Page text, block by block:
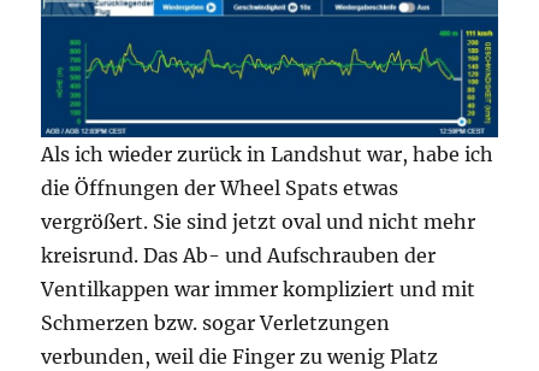
Als ich wieder zurück in Landshut war, habe ich
die Öffnungen der Wheel Spats etwas
vergrößert. Sie sind jetzt oval und nicht mehr
kreisrund. Das Ab- und Aufschrauben der
Ventilkappen war immer kompliziert und mit
Schmerzen bzw. sogar Verletzungen
verbunden, weil die Finger zu wenig Platz